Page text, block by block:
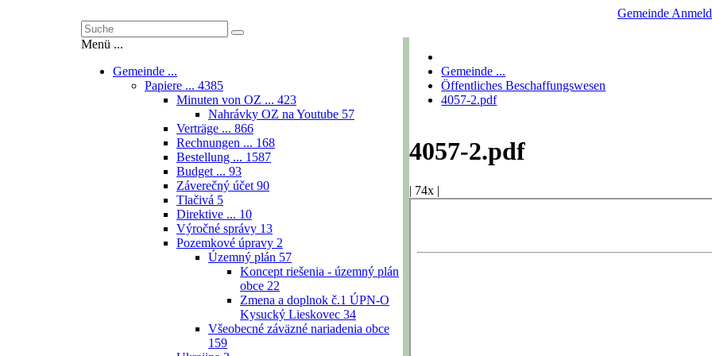
Gemeinde
Menü ...
Gemeinde ...
Papiere ... 4385
Minuten von OZ ... 423
Nahrávky OZ na Youtube 57
Verträge ... 866
Rechnungen ... 168
Bestellung ... 1587
Budget ... 93
Záverečný účet 90
Tlačivá 5
Direktive ... 10
Výročné správy 13
Pozemkové úpravy 2
Územný plán 57
Koncept riešenia - územný plán
obce 22
Zmena a doplnok č.1 ÚPN-O
Kysucký Lieskovec 34
Všeobecné záväzné nariadenia obce
159
Gemeinde ...
Öffentliches Beschaffungswesen
4057-2.pdf
4057-2.pdf
| 74x |